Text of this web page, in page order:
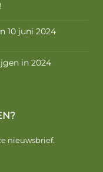
10 juni 2024
in 2024
nieuwsbrief.